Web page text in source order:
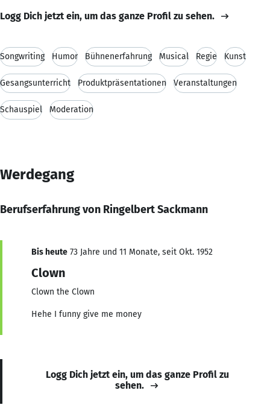
Logg Dich jetzt ein, um das ganze Profil zu sehen.
Songwriting Humor Bühnenerfahrung Musical Regie Kunst
Gesangsunterricht Produktpräsentationen Veranstaltungen
Schauspiel Moderation
Werdegang
Berufserfahrung von Ringelbert Sackmann
Bis heute 73 Jahre und 11 Monate, seit Okt. 1952
Clown
Clown the Clown
Hehe I funny give me money
Logg Dich jetzt ein, um das ganze Profil zu
sehen.